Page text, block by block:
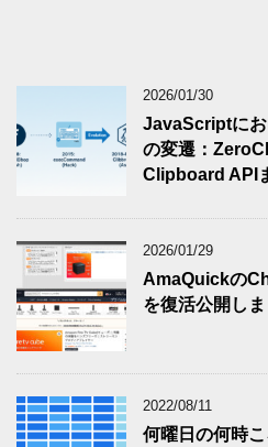
2026/01/30
JavaScriptに
の変遷：
Clipboard API
2026/01/29
AmaQuickの
を復活公開し
2022/08/11
何曜日の何時